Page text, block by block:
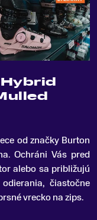
od značky Burton
. Ochráni Vás pred
alebo sa približujú
čiastočne
vrecko na zips.